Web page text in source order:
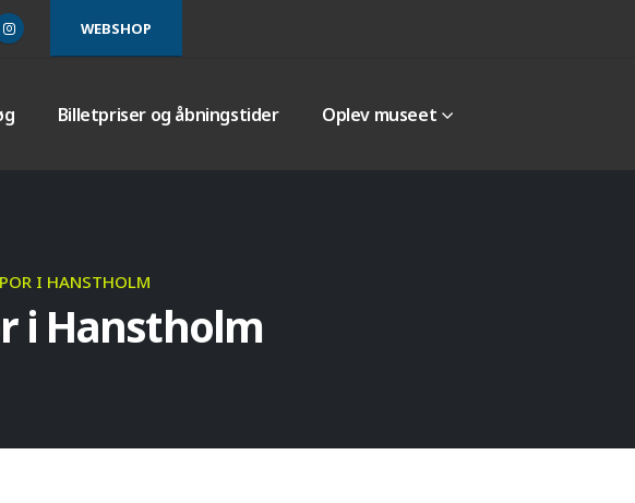
WEBSHOP
Billetpriser og åbningstider Oplev museet
I HANSTHOLM
i Hanstholm